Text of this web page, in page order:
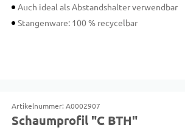
Auch ideal als Abstandshalter verwendbar
Stangenware: 100 % recycelbar
Artikelnummer: A0002907
Schaumprofil "C BTH"